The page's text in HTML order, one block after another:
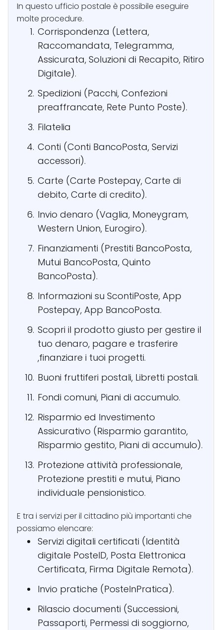
In questo ufficio postale è possibile eseguire
molte procedure.
Corrispondenza (Lettera,
Raccomandata, Telegramma,
Assicurata, Soluzioni di Recapito, Ritiro
Digitale).
Spedizioni (Pacchi, Confezioni
preaffrancate, Rete Punto Poste).
Filatelia
Conti (Conti BancoPosta, Servizi
accessori).
Carte (Carte Postepay, Carte di
debito, Carte di credito).
Invio denaro (Vaglia, Moneygram,
Western Union, Eurogiro).
Finanziamenti (Prestiti BancoPosta,
Mutui BancoPosta, Quinto
BancoPosta).
Informazioni su ScontiPoste, App
Postepay, App BancoPosta.
Scopri il prodotto giusto per gestire il
tuo denaro, pagare e trasferire
,finanziare i tuoi progetti.
Buoni fruttiferi postali, Libretti postali.
Fondi comuni, Piani di accumulo.
Risparmio ed Investimento
Assicurativo (Risparmio garantito,
Risparmio gestito, Piani di accumulo).
Protezione attività professionale,
Protezione prestiti e mutui, Piano
individuale pensionistico.
E tra i servizi per il cittadino più importanti che
possiamo elencare:
Servizi digitali certificati (Identità
digitale PosteID, Posta Elettronica
Certificata, Firma Digitale Remota).
Invio pratiche (PosteInPratica).
Rilascio documenti (Successioni,
Passaporti, Permessi di soggiorno,